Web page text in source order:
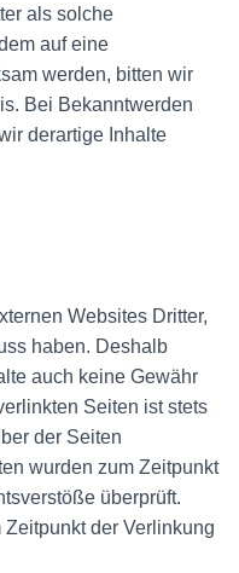
als solche
auf eine
werden, bitten wir
Bei Bekanntwerden
derartige Inhalte
Websites Dritter,
haben. Deshalb
auch keine Gewähr
Seiten ist stets
der Seiten
wurden zum Zeitpunkt
überprüft.
der Verlinkung